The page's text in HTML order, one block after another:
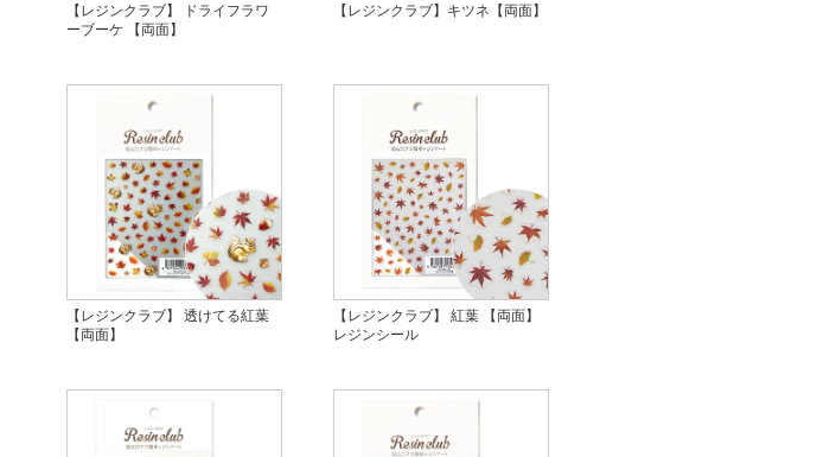
【レジンクラブ】 ドライフラワ
ーブーケ 【両面】
【レジンクラブ】キツネ【両面】
【レジンクラブ】 透けてる紅葉
【両面】
【レジンクラブ】 紅葉 【両面】
レジンシール